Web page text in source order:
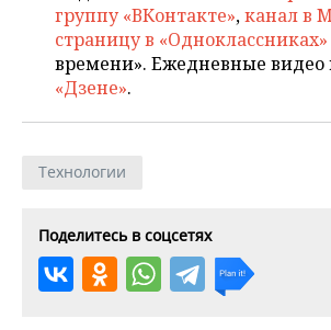
группу «ВКонтакте»,канал в
страницу в «Одноклассниках»
времени». Ежедневные видео
«Дзене».
Технологии
Поделитесь в соцсетях